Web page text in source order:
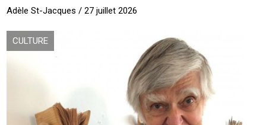
Adèle St-Jacques / 27 juillet 2026
CULTURE